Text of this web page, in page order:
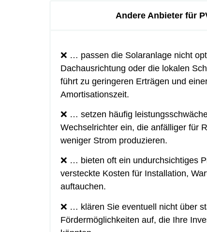
Andere Anbieter für
❌ … passen die Solaranlage nicht
Dachausrichtung oder die lokalen
führt zu geringeren Erträgen und
Amortisationszeit.
❌ … setzen häufig
Wechselrichter ein, die anfälliger für
weniger Strom produzieren.
❌ … bieten oft ein undurchsichtiges
versteckte Kosten für Installation,
auftauchen.
❌ … klären Sie eventuell nicht über
Fördermöglichkeiten auf, die Ihre